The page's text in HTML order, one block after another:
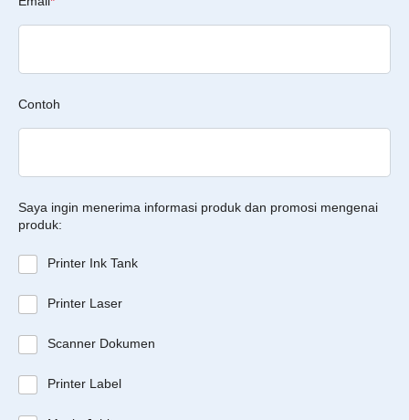
Contoh
Saya ingin menerima informasi produk dan promosi mengenai
produk:
Printer Ink Tank
Printer Laser
Scanner Dokumen
Printer Label